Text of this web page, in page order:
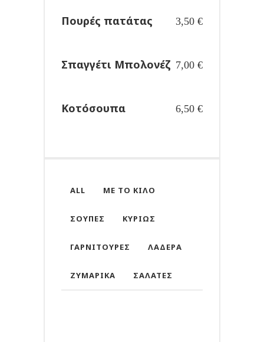
Πουρές πατάτας 3,50 €
Σπαγγέτι Μπολονέζ 7,00 €
Κοτόσουπα 6,50 €
ALL ΜΕ ΤΟ ΚΙΛΌ
ΣΟΎΠΕΣ ΚΥΡΊΩΣ
ΓΑΡΝΙΤΟΎΡΕΣ ΛΑΔΕΡΆ
ΖΥΜΑΡΙΚΆ ΣΑΛΆΤΕΣ